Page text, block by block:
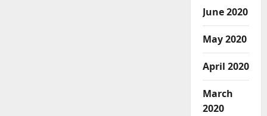
June 2020
May 2020
April 2020
March
2020